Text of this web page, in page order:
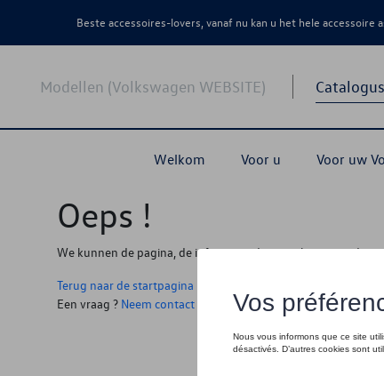
Beste accessoires-lovers, vanaf nu kan u het hele
Modellen (Volkswagen WEBSITE) Catalogus
Welkom Voor u Voor uw
Oeps !
We kunnen de pagina, de informatie die u zoekt niet vinden
Terug naar de startpagina
Een vraag ? Neem contact op